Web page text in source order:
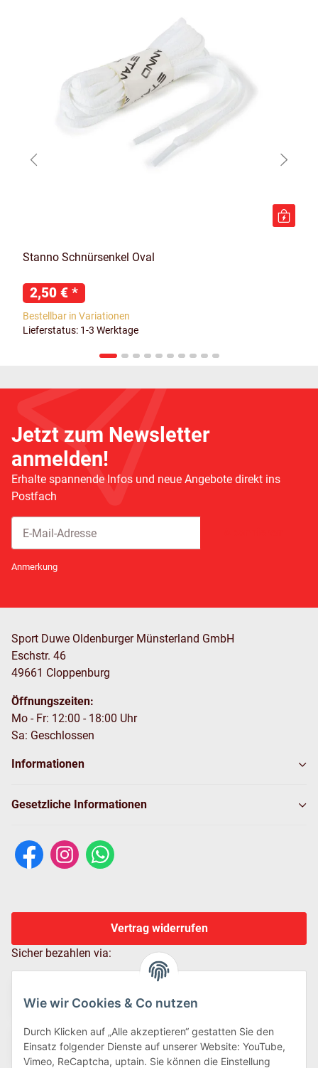
Wie wir Cookies & Co nutzen
Durch Klicken auf „Alle akzeptieren“ gestatten Sie den
Einsatz folgender Dienste auf unserer Website: YouTube,
Vimeo, ReCaptcha, uptain. Sie können die Einstellung
Stanno Schnürsenkel Oval
2,50 € *
Bestellbar in Variationen
Lieferstatus: 1-3 Werktage
Jetzt zum Newsletter
anmelden!
Erhalte spannende Infos und neue Angebote direkt ins
Postfach
Anmerkung
Sport Duwe Oldenburger Münsterland GmbH
Eschstr. 46
49661 Cloppenburg
Öffnungszeiten:
Mo - Fr: 12:00 - 18:00 Uhr
Sa: Geschlossen
Informationen
Gesetzliche Informationen
Vertrag widerrufen
Sicher bezahlen via: